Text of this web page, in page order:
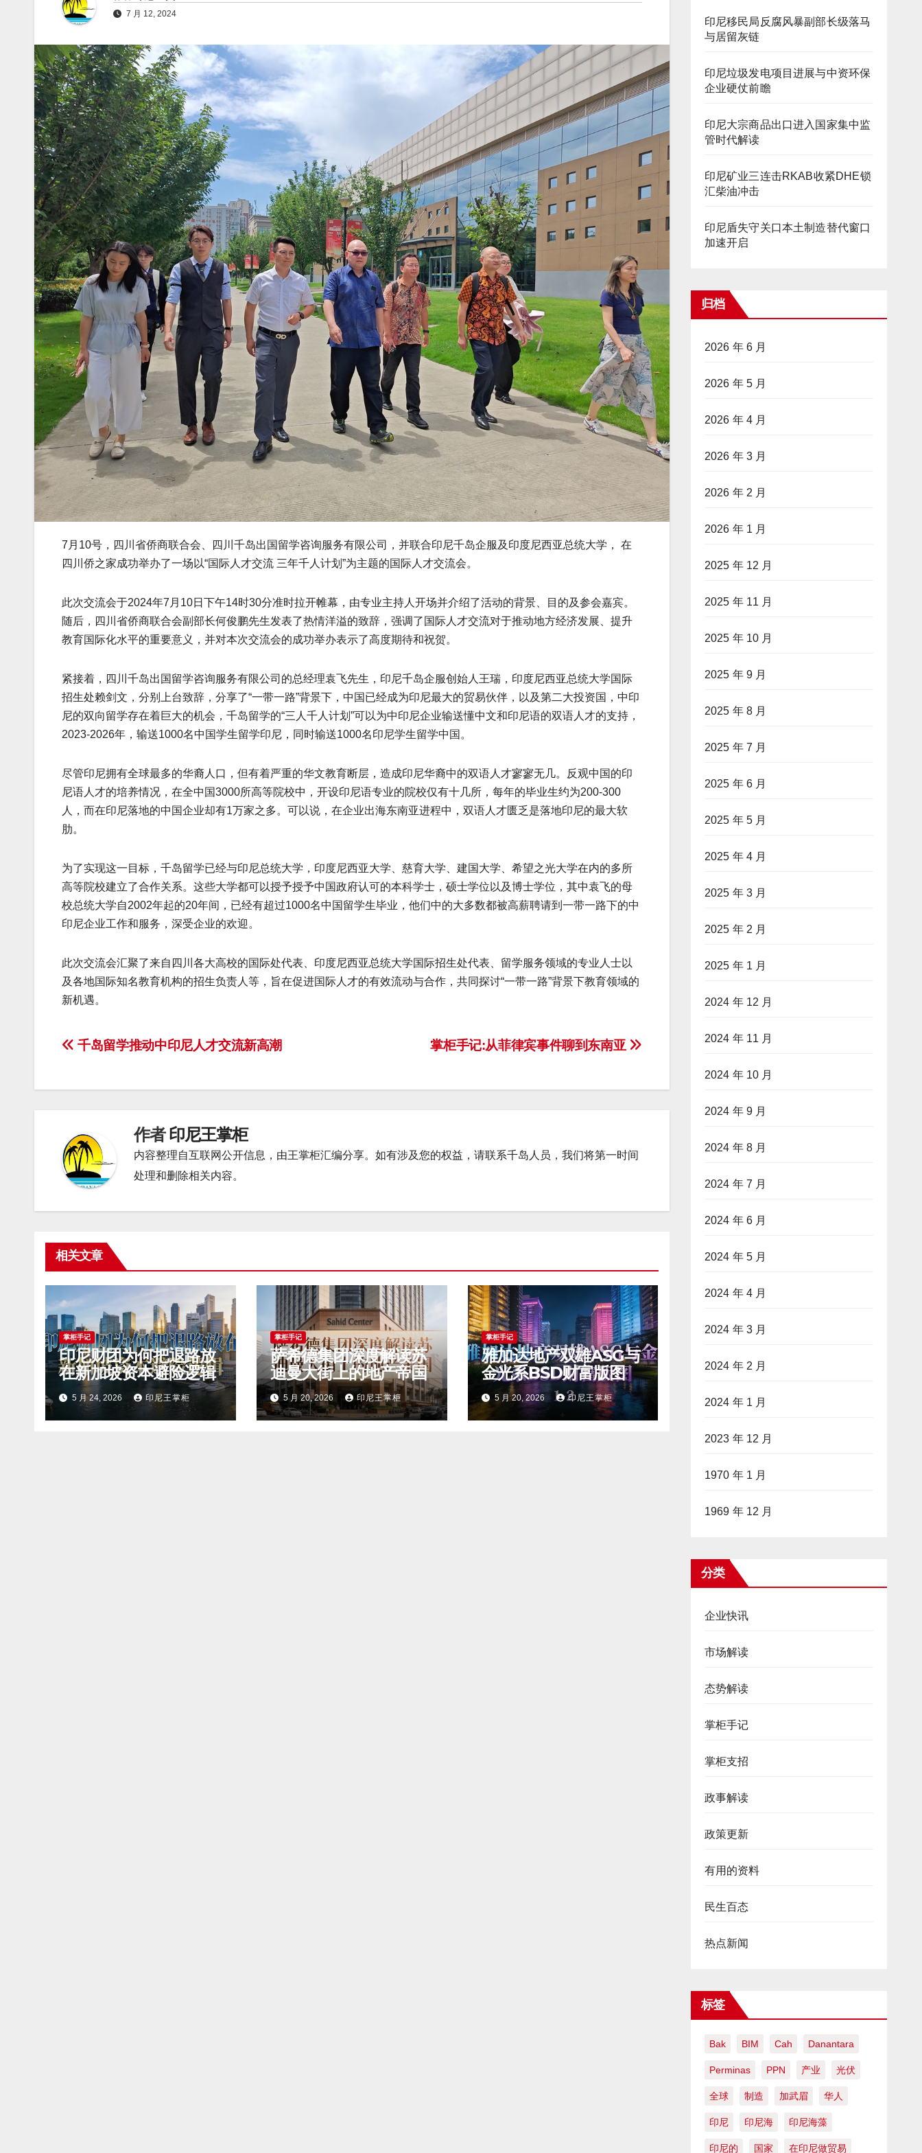
7 月 12, 2024
7月10号，四川省侨商联合会、四川千岛出国留学咨询服务有限公司，并联合印尼千岛企服及印度尼西亚总统大学， 在
四川侨之家成功举办了一场以“国际人才交流 三年千人计划”为主题的国际人才交流会。
此次交流会于2024年7月10日下午14时30分准时拉开帷幕，由专业主持人开场并介绍了活动的背景、目的及参会嘉宾。
随后，四川省侨商联合会副部长何俊鹏先生发表了热情洋溢的致辞，强调了国际人才交流对于推动地方经济发展、提升
教育国际化水平的重要意义，并对本次交流会的成功举办表示了高度期待和祝贺。
紧接着，四川千岛出国留学咨询服务有限公司的总经理袁飞先生，印尼千岛企服创始人王瑞，印度尼西亚总统大学国际
招生处赖剑文，分别上台致辞，分享了“一带一路”背景下，中国已经成为印尼最大的贸易伙伴，以及第二大投资国，中印
尼的双向留学存在着巨大的机会，千岛留学的“三人千人计划”可以为中印尼企业输送懂中文和印尼语的双语人才的支持，
2023-2026年，输送1000名中国学生留学印尼，同时输送1000名印尼学生留学中国。
尽管印尼拥有全球最多的华裔人口，但有着严重的华文教育断层，造成印尼华裔中的双语人才寥寥无几。反观中国的印
尼语人才的培养情况，在全中国3000所高等院校中，开设印尼语专业的院校仅有十几所，每年的毕业生约为200-300
人，而在印尼落地的中国企业却有1万家之多。可以说，在企业出海东南亚进程中，双语人才匮乏是落地印尼的最大软
肋。
为了实现这一目标，千岛留学已经与印尼总统大学，印度尼西亚大学、慈育大学、建国大学、希望之光大学在内的多所
高等院校建立了合作关系。这些大学都可以授予授予中国政府认可的本科学士，硕士学位以及博士学位，其中袁飞的母
校总统大学自2002年起的20年间，已经有超过1000名中国留学生毕业，他们中的大多数都被高薪聘请到一带一路下的中
印尼企业工作和服务，深受企业的欢迎。
此次交流会汇聚了来自四川各大高校的国际处代表、印度尼西亚总统大学国际招生处代表、留学服务领域的专业人士以
及各地国际知名教育机构的招生负责人等，旨在促进国际人才的有效流动与合作，共同探讨“一带一路”背景下教育领域的
新机遇。
文
航
掌柜手记:从菲律宾事件聊到东南亚
千岛留学推动中印尼人才交流新高潮
作者印尼王掌柜
内容整理自互联网公开信息，由王掌柜汇编分享。如有涉及您的权益，请联系千岛人员，我们将第一时间
处理和删除相关内容。
相关文章
掌柜手记
印尼财团为何把退路放
在新加坡资本避险逻辑
5 月 24, 2026 印尼王掌柜
掌柜手记
萨希德集团深度解读苏
迪曼大街上的地产帝国
5 月 20, 2026 印尼王掌柜
掌柜手记
雅加达地产双雄ASG与
金光系BSD财富版图
5 月 20, 2026 印尼王掌柜
印尼移民局反腐风暴副部长级落马
与居留灰链
印尼垃圾发电项目进展与中资环保
企业硬仗前瞻
印尼大宗商品出口进入国家集中监
管时代解读
印尼矿业三连击RKAB收紧DHE锁
汇柴油冲击
印尼盾失守关口本土制造替代窗口
加速开启
归档
2026 年 6 月
2026 年 5 月
2026 年 4 月
2026 年 3 月
2026 年 2 月
2026 年 1 月
2025 年 12 月
2025 年 11 月
2025 年 10 月
2025 年 9 月
2025 年 8 月
2025 年 7 月
2025 年 6 月
2025 年 5 月
2025 年 4 月
2025 年 3 月
2025 年 2 月
2025 年 1 月
2024 年 12 月
2024 年 11 月
2024 年 10 月
2024 年 9 月
2024 年 8 月
2024 年 7 月
2024 年 6 月
2024 年 5 月
2024 年 4 月
2024 年 3 月
2024 年 2 月
2024 年 1 月
2023 年 12 月
1970 年 1 月
1969 年 12 月
分类
企业快讯
市场解读
态势解读
掌柜手记
掌柜支招
政事解读
政策更新
有用的资料
民生百态
热点新闻
标签
Bak BIM Cah Danantara
Perminas PPN 产业 光伏
全球 制造 加武眉 华人
印尼 印尼海 印尼海藻
印尼的 国家 在印尼做贸易